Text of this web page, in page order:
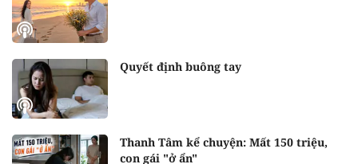
Quyết định buông tay
Thanh Tâm kể chuyện: Mất 150 triệu,
con gái "ở ẩn"